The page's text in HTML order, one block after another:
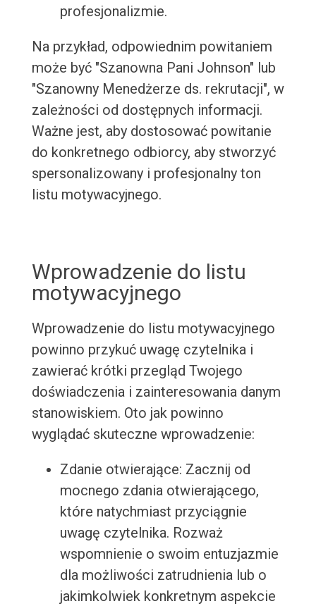
profesjonalizmie.
Na przykład, odpowiednim powitaniem
może być "Szanowna Pani Johnson" lub
"Szanowny Menedżerze ds. rekrutacji", w
zależności od dostępnych informacji.
Ważne jest, aby dostosować powitanie
do konkretnego odbiorcy, aby stworzyć
spersonalizowany i profesjonalny ton
listu motywacyjnego.
Wprowadzenie do listu
motywacyjnego
Wprowadzenie do listu motywacyjnego
powinno przykuć uwagę czytelnika i
zawierać krótki przegląd Twojego
doświadczenia i zainteresowania danym
stanowiskiem. Oto jak powinno
wyglądać skuteczne wprowadzenie:
Zdanie otwierające: Zacznij od
mocnego zdania otwierającego,
które natychmiast przyciągnie
uwagę czytelnika. Rozważ
wspomnienie o swoim entuzjazmie
dla możliwości zatrudnienia lub o
jakimkolwiek konkretnym aspekcie